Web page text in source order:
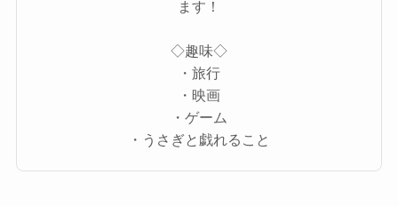
ます！
◇趣味◇
・旅行
・映画
・ゲーム
・うさぎと戯れること